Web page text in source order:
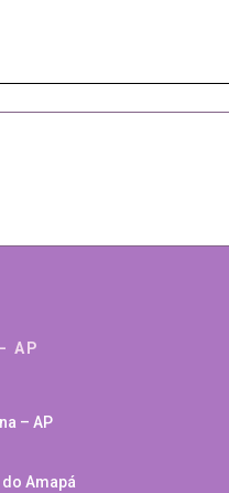
AP
– AP
do Amapá